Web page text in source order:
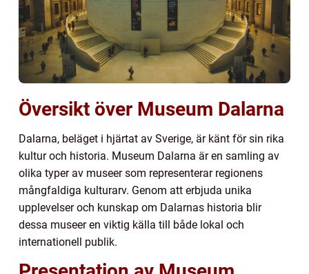
Översikt över Museum Dalarna
Dalarna, beläget i hjärtat av Sverige, är känt för sin rika
kultur och historia. Museum Dalarna är en samling av
olika typer av museer som representerar regionens
mångfaldiga kulturarv. Genom att erbjuda unika
upplevelser och kunskap om Dalarnas historia blir
dessa museer en viktig källa till både lokal och
internationell publik.